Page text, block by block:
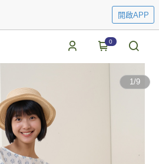
開啟APP
0
1/9